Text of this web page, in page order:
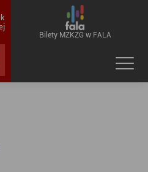
Bilety MZKZG w FALA